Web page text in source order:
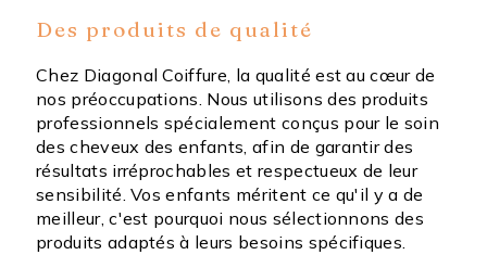
Des produits de qualité
Chez Diagonal Coiffure, la qualité est au cœur de
nos préoccupations. Nous utilisons des produits
professionnels spécialement conçus pour le soin
des cheveux des enfants, afin de garantir des
résultats irréprochables et respectueux de leur
sensibilité. Vos enfants méritent ce qu'il y a de
meilleur, c'est pourquoi nous sélectionnons des
produits adaptés à leurs besoins spécifiques.